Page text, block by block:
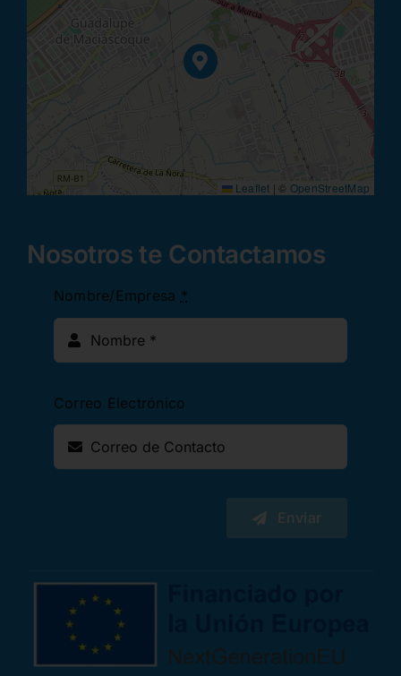
Leaflet | © OpenStreetMap
Nosotros te Contactamos
Nombre/Empresa *
Correo Electrónico
Enviar